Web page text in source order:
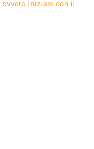
iniziare con il